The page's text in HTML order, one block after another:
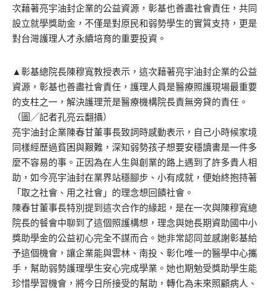
次藉著亮宇油封企業的公益資源，彰基也善盡社會責任，共同
設立就學獎助金，不僅是對原民和弱勢學生的實質支持，更是
對台灣護理人才永續培育的重要投資。
▲彰基總院長陳穆寬教授表示，這次藉著亮宇油封企業的公益
資源，彰基也善盡社會責任，護理人員是醫療照護現場最重要
的支柱之一，解決護理荒是醫療機構院長責無旁貸的責任。
（圖╱記者孔亮云翻攝）
亮宇油封企業陳春甘董事長致詞時感動表示，自己小時候家境
同樣經歷過貧困與艱難，深知弱勢孩子想要安穩讀書是一件多
麼不容易的事。正因為在人生與創業的路上遇到了許多貴人相
助，如今亮宇油封在業界站穩腳步、小有成就，便始終抱持著
「取之社會、用之社會」的理念想回饋社會。
陳春甘董事長特別提到這次合作的緣起，是在一次與陳穆寬總
院長的餐會中聊到了這個照護構想，理念與她長期資助國中小
獎助學金的公益初心完全不謀而合。她非常認同並感謝彰基給
予這個機會，讓企業能與雲林、南投、彰化唯一的醫學中心攜
手，幫助弱勢護理學生安心完成學業。她也期勉受獎助學生能
珍惜學習機會，將今日所接受的幫助，轉化為未來照顧病人、